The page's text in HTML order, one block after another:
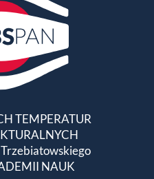
TEMPERATUR
NAUK